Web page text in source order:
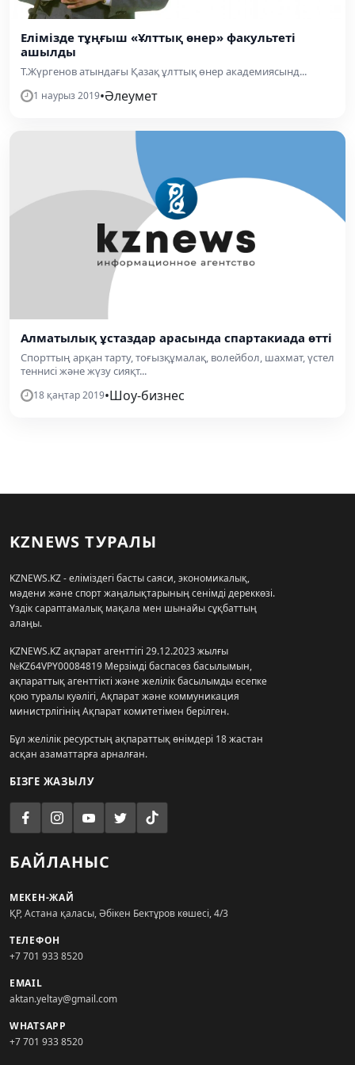
Елімізде тұңғыш «Ұлттық өнер» факультеті
ашылды
Т.Жүргенов атындағы Қазақ ұлттық өнер академиясынд...
1 наурыз 2019•Әлеумет
Алматылық ұстаздар арасында спартакиада өтті
Спорттың арқан тарту, тоғызқұмалақ, волейбол, шахмат, үстел
теннисі және жүзу сияқт...
18 қаңтар 2019•Шоу-бизнес
KZNEWS ТУРАЛЫ
KZNEWS.KZ - еліміздегі басты саяси, экономикалық,
мәдени және спорт жаңалықтарының сенімді дереккөзі.
Үздік сараптамалық мақала мен шынайы сұқбаттың
алаңы.
KZNEWS.KZ ақпарат агенттігі 29.12.2023 жылғы
№KZ64VPY00084819 Мерзімді баспасөз басылымын,
ақпараттық агенттікті және желілік басылымды есепке
қою туралы куәлігі, Ақпарат және коммуникация
министрлігінің Ақпарат комитетімен берілген.
Бұл желілік ресурстың ақпараттық өнімдері 18 жастан
асқан азаматтарға арналған.
БІЗГЕ ЖАЗЫЛУ
БАЙЛАНЫС
МЕКЕН-ЖАЙ
ҚР, Астана қаласы, Әбікен Бектұров көшесі, 4/3
ТЕЛЕФОН
+7 701 933 8520
EMAIL
aktan.yeltay@gmail.com
WHATSAPP
+7 701 933 8520